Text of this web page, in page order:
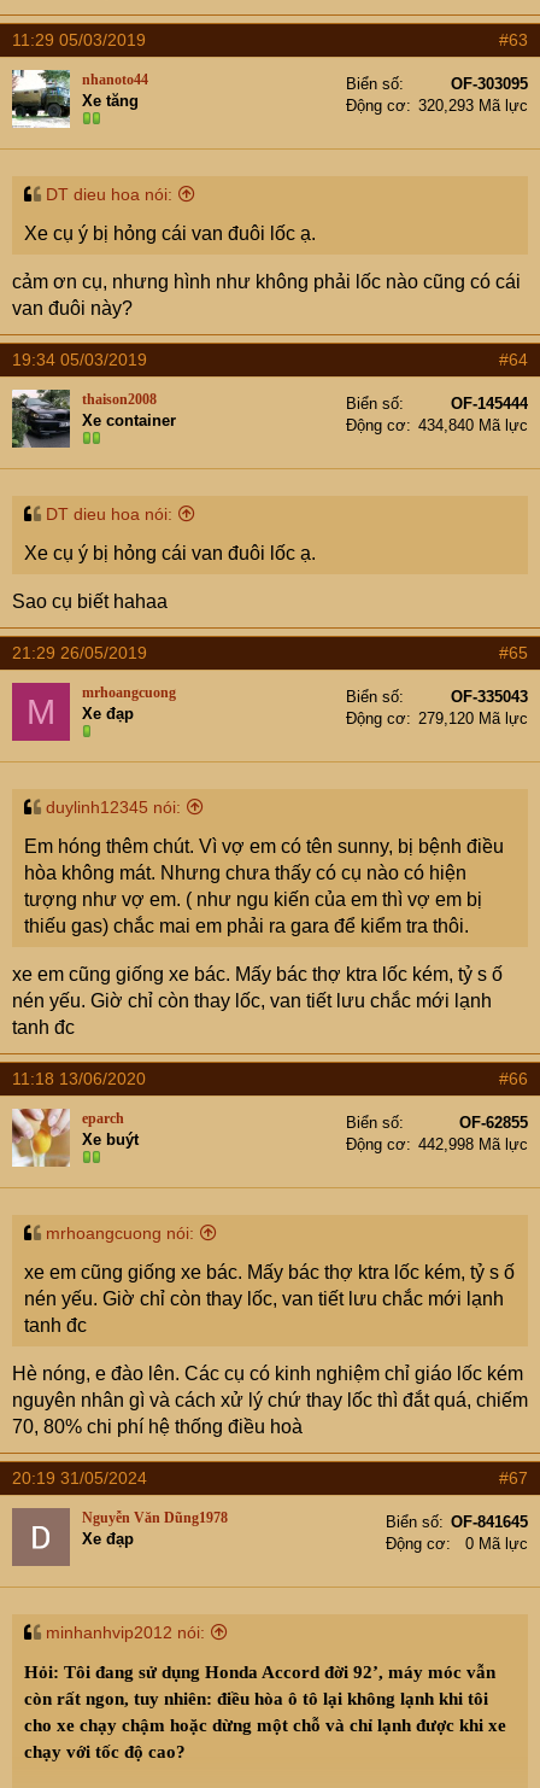
11:29 05/03/2019 #63
nhanoto44
Xe tăng
Biển số
OF-303095
Động cơ
320,293 Mã lực
DT dieu hoa nói:
Xe cụ ý bị hỏng cái van đuôi lốc ạ.
cảm ơn cụ, nhưng hình như không phải lốc nào cũng có cái
van đuôi này?
19:34 05/03/2019 #64
thaison2008
Xe container
Biển số
OF-145444
Động cơ
434,840 Mã lực
DT dieu hoa nói:
Xe cụ ý bị hỏng cái van đuôi lốc ạ.
Sao cụ biết hahaa
21:29 26/05/2019 #65
M mrhoangcuong
Xe đạp
Biển số
OF-335043
Động cơ
279,120 Mã lực
duylinh12345 nói:
Em hóng thêm chút. Vì vợ em có tên sunny, bị bệnh điều
hòa không mát. Nhưng chưa thấy có cụ nào có hiện
tượng như vợ em. ( như ngu kiến của em thì vợ em bị
thiếu gas) chắc mai em phải ra gara để kiểm tra thôi.
xe em cũng giống xe bác. Mấy bác thợ ktra lốc kém, tỷ s ố
nén yếu. Giờ chỉ còn thay lốc, van tiết lưu chắc mới lạnh
tanh đc
11:18 13/06/2020 #66
eparch
Xe buýt
Biển số
OF-62855
Động cơ
442,998 Mã lực
mrhoangcuong nói:
xe em cũng giống xe bác. Mấy bác thợ ktra lốc kém, tỷ s ố
nén yếu. Giờ chỉ còn thay lốc, van tiết lưu chắc mới lạnh
tanh đc
Hè nóng, e đào lên. Các cụ có kinh nghiệm chỉ giáo lốc kém
nguyên nhân gì và cách xử lý chứ thay lốc thì đắt quá, chiếm
70, 80% chi phí hệ thống điều hoà
20:19 31/05/2024 #67
Nguyễn Văn Dũng1978
Xe đạp
Biển số
OF-841645
Động cơ
0 Mã lực
minhanhvip2012 nói:
Hỏi: Tôi đang sử dụng Honda Accord đời 92’, máy móc vẫn
còn rất ngon, tuy nhiên: điều hòa ô tô lại không lạnh khi tôi
cho xe chạy chậm hoặc dừng một chỗ và chỉ lạnh được khi xe
chạy với tốc độ cao?